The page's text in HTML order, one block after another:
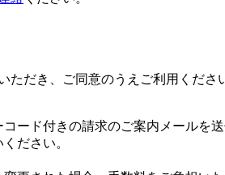
ただき、ご同意のうえご利用くださ
ード付きの請求のご案内メールを
ださい。